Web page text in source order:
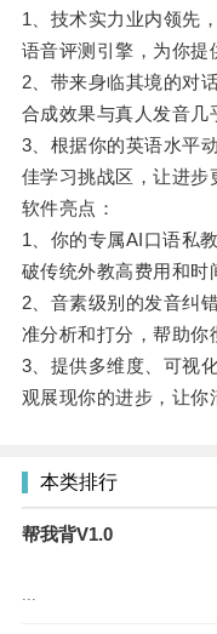
1、技术实力业内领先
语音评测引擎，为你提
2、带来身临其境的对
合成效果与真人发音几
3、根据你的英语水平
佳学习挑战区，让进步
软件亮点：
1、你的专属AI口语私
破传统外教高费用和时
2、音素级别的发音纠
准分析和打分，帮助你
3、提供多维度、可视
观展现你的进步，让你
本类排行
帮我背V1.0
...